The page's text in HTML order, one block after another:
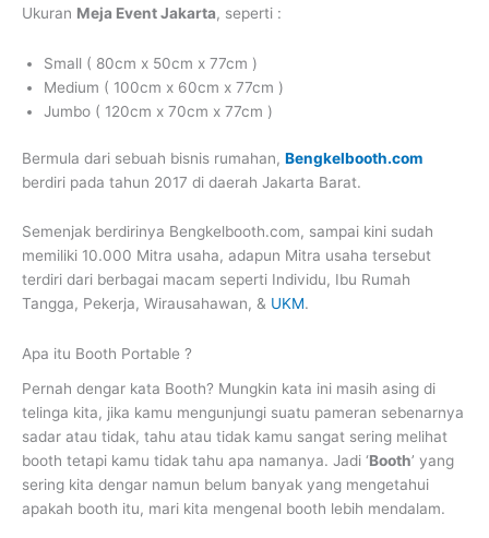
Ukuran Meja Event Jakarta, seperti :
Small ( 80cm x 50cm x 77cm )
Medium ( 100cm x 60cm x 77cm )
Jumbo ( 120cm x 70cm x 77cm )
Bermula dari sebuah bisnis rumahan, Bengkelbooth.com
berdiri pada tahun 2017 di daerah Jakarta Barat.
Semenjak berdirinya Bengkelbooth.com, sampai kini sudah
memiliki 10.000 Mitra usaha, adapun Mitra usaha tersebut
terdiri dari berbagai macam seperti Individu, Ibu Rumah
Tangga, Pekerja, Wirausahawan, & UKM.
Apa itu Booth Portable ?
Pernah dengar kata Booth? Mungkin kata ini masih asing di
telinga kita, jika kamu mengunjungi suatu pameran sebenarnya
sadar atau tidak, tahu atau tidak kamu sangat sering melihat
booth tetapi kamu tidak tahu apa namanya. Jadi ‘Booth’ yang
sering kita dengar namun belum banyak yang mengetahui
apakah booth itu, mari kita mengenal booth lebih mendalam.